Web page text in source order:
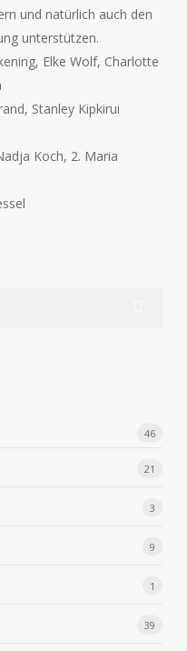
und natürlich auch den
unterstützen.
Elke Wolf, Charlotte
Stanley Kipkirui
Koch, 2. Maria
46
21
3
9
1
39